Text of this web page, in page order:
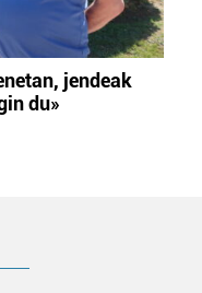
jendeak
du»